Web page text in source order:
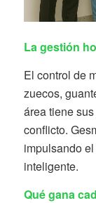
La gestión
El control de
zuecos,
área tiene
conflicto.
impulsando
inteligente.
Qué gana